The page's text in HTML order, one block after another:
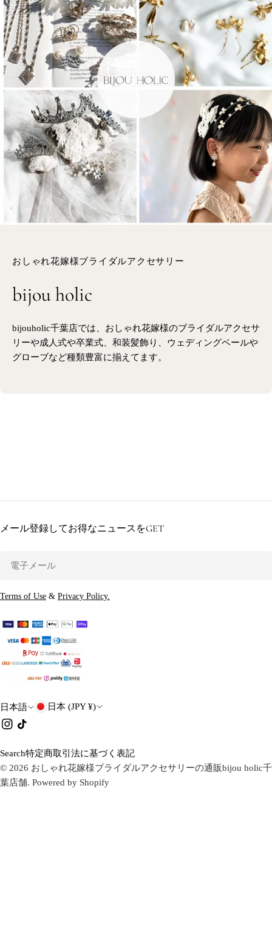
おしゃれ花嫁様ブライダルアクセサリー
bijou holic
bijouholic千葉店では、おしゃれ花嫁様のブライダルアクセサ
リーや成人式や卒業式、和装髪飾り、ウェディングベールや
グローブなど種類豊富に揃えてます。
メール登録してお得なニュースをGET
ー
Terms of Use & Privacy Policy.
言
語
日本語
国
地
域
日本 (JPY ¥)
イ
ス
タ
グ
チ
タ
ク
© 2026 おしゃれ花嫁様ブライダルアクセサリーの通販bijou holic千
葉店舗. Powered by Shopify
Search特定商取引法に基づく表記